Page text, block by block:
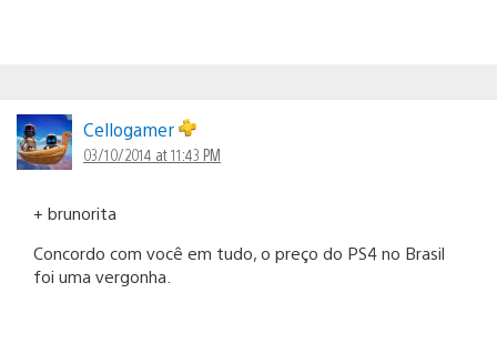
Cellogamer
03/10/2014 at 11:43 PM
+ brunorita
Concordo com você em tudo, o preço do PS4 no Brasil
foi uma vergonha.